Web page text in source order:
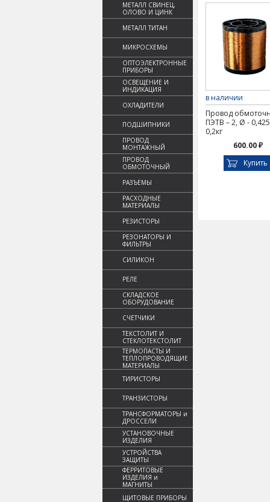
МЕТАЛЛ СВИНЕЦ,
ОЛОВО И ЦИНК
МЕТАЛЛ ТИТАН
МИКРОСХЕМЫ
ОПТОЭЛЕКТРОННЫЕ
ПРИБОРЫ
ОСВЕЩЕНИЕ И
ИНДИКАЦИЯ
ОХЛАДИТЕЛИ
ПОДШИПНИКИ
ПРОВОД
МОНТАЖНЫЙ
ПРОВОД
ОБМОТОЧНЫЙ
РАЗЪЕМЫ
РАСХОДНЫЕ
МАТЕРИАЛЫ
РЕЗИСТОРЫ
РЕЗОНАТОРЫ И
ФИЛЬТРЫ
СИЛИКОН
РЕЛЕ
СКЛАДСКОЕ
ОБОРУДОВАНИЕ
СЧЕТЧИКИ
ТЕКСТОЛИТ И
СТЕКЛОТЕКСТОЛИТ
ТЕРМОПАСТЫ И
ТЕПЛОПРОВОДЯЩИЕ
МАТЕРИАЛЫ
ТИРИСТОРЫ
ТРАНЗИСТОРЫ
ТРАНСФОРМАТОРЫ и
ДРОССЕЛИ
УСТАНОВОЧНЫЕ
ИЗДЕЛИЯ
УСТРОЙСТВА
ЗАЩИТЫ
ФЕРРИТОВЫЕ
ИЗДЕЛИЯ и
МАГНИТЫ
ЩИТОВЫЕ ПРИБОРЫ
в наличии
Провод
ПЭТВ – 2, Ø -
0,2кг
600.00 ₽
Купить